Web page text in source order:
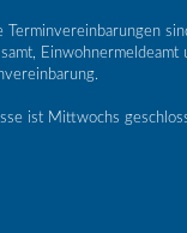
Terminvereinbarungen
Einwohnermeldeamt
ist Mittwochs